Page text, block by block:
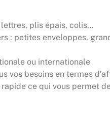
lettres, plis épais, colis…
: petites enveloppes,
ou internationale
vos besoins en termes
ce qui vous permet